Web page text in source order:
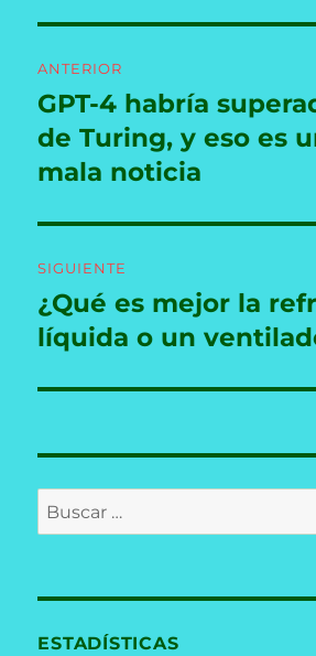
de
entradas
ANTERIOR
Entrada
anterior:
GPT-4 habría
de Turing, y eso es
mala noticia
SIGUIENTE
Entrada
siguiente:
¿Qué es mejor la
líquida o un
Buscar
por:
ESTADÍSTICAS